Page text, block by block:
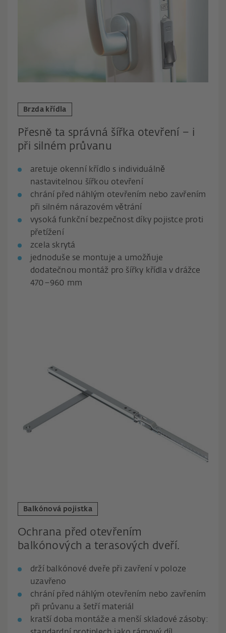
Brzda křídla
Přesně ta správná šířka otevření – i
při silném průvanu
aretuje okenní křídlo s individuálně
nastavitelnou šířkou otevření
chrání před náhlým otevřením nebo zavřením
při silném nárazovém větrání
vysoká funkční bezpečnost díky pojistce proti
přetížení
zcela skrytá
jednoduše se montuje a umožňuje
dodatečnou montáž pro šířky křídla v drážce
470–960 mm
Balkónová pojistka
Ochrana před otevřením
balkónových a terasových dveří.
drží balkónové dveře při zavření v poloze
uzavřeno
chrání před náhlým otevřením nebo zavřením
při průvanu a šetří materiál
kratší doba montáže a menší skladové zásoby: